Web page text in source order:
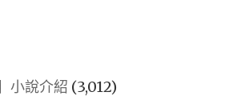
小說介紹 (3,012)